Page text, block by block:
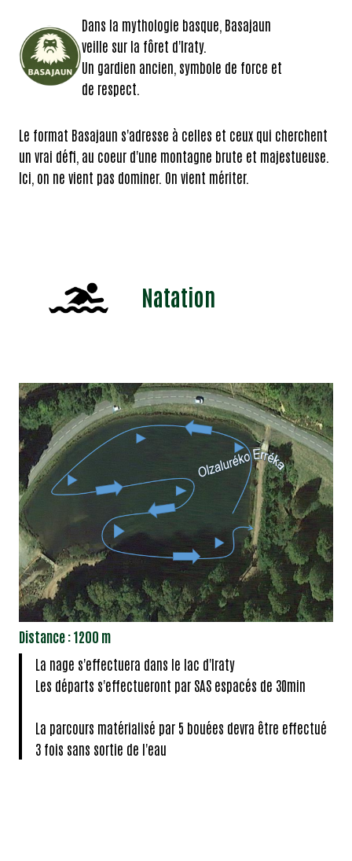
Dans la mythologie basque, Basajaun
veille sur la fôret d'Iraty.
Un gardien ancien, symbole de force et
de respect.
Le format Basajaun s'adresse à celles et ceux qui cherchent
un vrai défi, au coeur d'une montagne brute et majestueuse.
Ici, on ne vient pas dominer. On vient mériter.
Natation
Distance : 1200 m
La nage s'effectuera dans le lac d'Iraty
Les départs s'effectueront par SAS espacés de 30min
La parcours matérialisé par 5 bouées devra être effectué
3 fois sans sortie de l'eau